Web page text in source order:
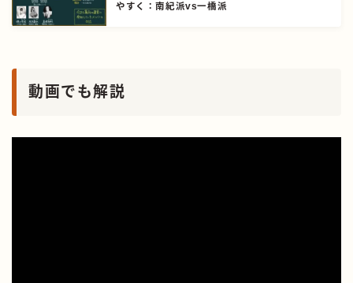
やすく：南紀派vs一橋派
動画でも解説